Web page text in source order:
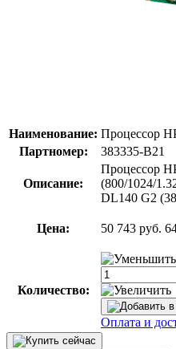
Наименование: Процессор
Партномер:
383335-B21
Описание:
Процессор
(800/1024/
DL140 G2
Цена: 50 743 руб.
Количество:
Оплата и